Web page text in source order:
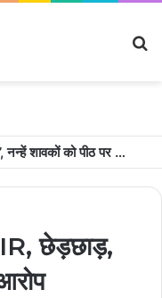
बारनवापारा अभ्यारण्य में दिखा ‘मां का प्यार’, नन्हें शावकों को पीठ पर बैठाकर घूमती दिखी मादा भालू
छेड़छाड़,